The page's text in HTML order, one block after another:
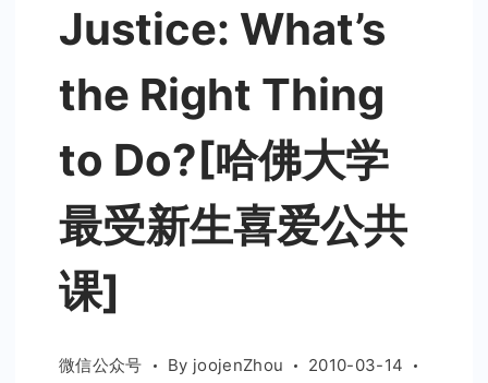
Justice: What’s
the Right Thing
to Do?[哈佛大学
最受新生喜爱公共
课]
微信公众号 By joojenZhou
2010-03-14